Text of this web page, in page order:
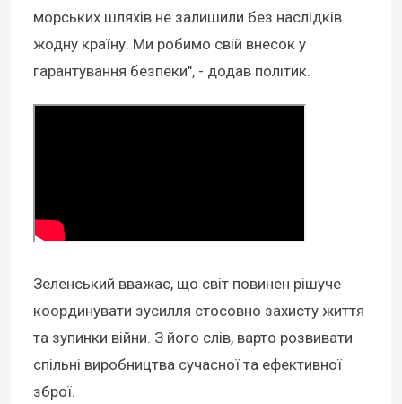
морських шляхів не залишили без наслідків
жодну країну. Ми робимо свій внесок у
гарантування безпеки", - додав політик.
Зеленський вважає, що світ повинен рішуче
координувати зусилля стосовно захисту життя
та зупинки війни. З його слів, варто розвивати
спільні виробництва сучасної та ефективної
зброї.